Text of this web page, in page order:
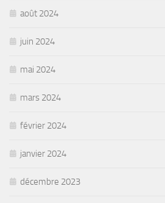
août 2024
juin 2024
mai 2024
mars 2024
février 2024
janvier 2024
décembre 2023